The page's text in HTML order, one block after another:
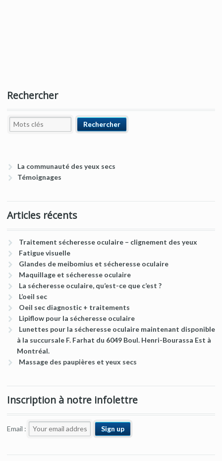
Rechercher
La communauté des yeux secs
Témoignages
Articles récents
Traitement sécheresse oculaire – clignement des yeux
Fatigue visuelle
Glandes de meibomius et sécheresse oculaire
Maquillage et sécheresse oculaire
La sécheresse oculaire, qu’est-ce que c’est ?
L’oeil sec
Oeil sec diagnostic + traitements
Lipiflow pour la sécheresse oculaire
Lunettes pour la sécheresse oculaire maintenant disponible
à la succursale F. Farhat du 6049 Boul. Henri-Bourassa Est à
Montréal.
Massage des paupières et yeux secs
Inscription à notre infolettre
Email :